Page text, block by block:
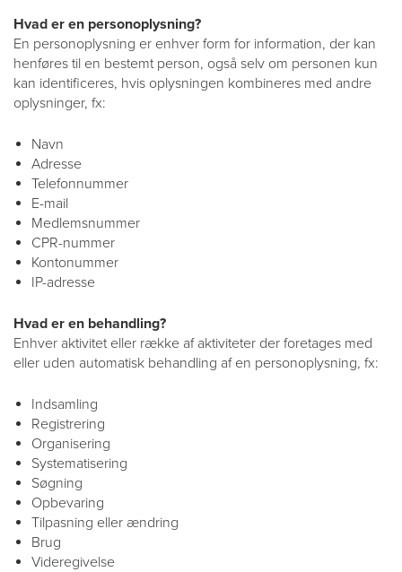
Hvad er en personoplysning?
En personoplysning er enhver form for information, der kan
henføres til en bestemt person, også selv om personen kun
kan identificeres, hvis oplysningen kombineres med andre
oplysninger, fx:
Navn
Adresse
Telefonnummer
E-mail
Medlemsnummer
CPR-nummer
Kontonummer
IP-adresse
Hvad er en behandling?
Enhver aktivitet eller række af aktiviteter der foretages med
eller uden automatisk behandling af en personoplysning, fx:
Indsamling
Registrering
Organisering
Systematisering
Søgning
Opbevaring
Tilpasning eller ændring
Brug
Videregivelse